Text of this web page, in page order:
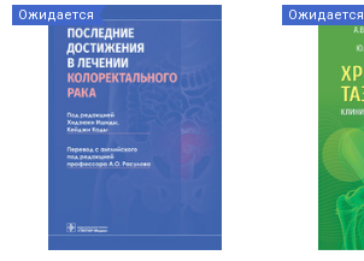
Ожидается Ожидается